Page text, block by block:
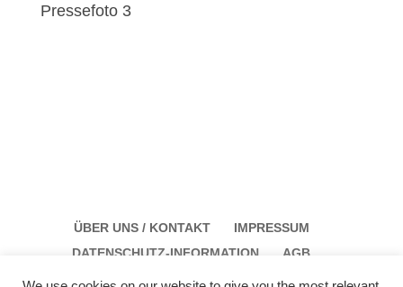
Pressefoto 3
ÜBER UNS / KONTAKT
IMPRESSUM
DATENSCHUTZ-INFORMATION
AGB